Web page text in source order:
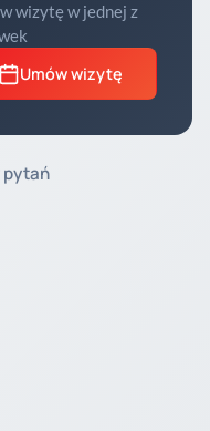
wizytę w jednej z
Umów wizytę
pytań